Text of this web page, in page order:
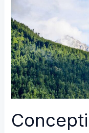
Critique
pour
un
Cluster
NAS
Enterprise
:
Victron